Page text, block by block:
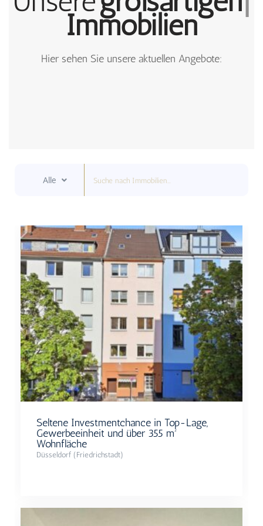
Immobilien
Hier sehen Sie unsere aktuellen Angebote:
Alle
Seltene Investmentchance in Top-Lage,
Gewerbeeinheit und über 355 m²​
Wohnfläche
Düsseldorf (Friedrichstadt)